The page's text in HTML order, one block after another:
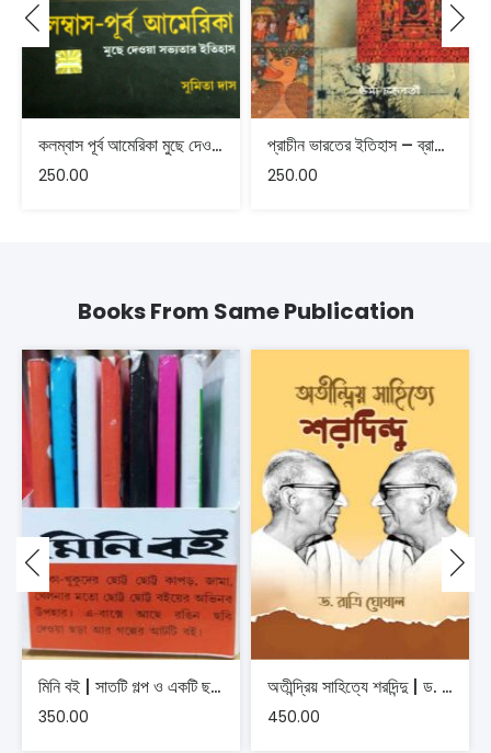
কলম্বাস পূর্ব আমেরিকা মুছে দেওয়া সভ্যতার ইতিহাস
250.00
প্রাচীন ভারতের ইতিহাস – ব্রাত্যজনের চোখে
250.00
Books From Same Publication
মিনি বই | সাতটি গল্প ও একটি ছড়ার সংকলন , সংকলক শিল্পী রঘুনাথ গোস্বামী
350.00
অতীন্দ্রিয় সাহিত্যে শরদিন্দু | ড. রাত্রি ঘোষাল
450.00